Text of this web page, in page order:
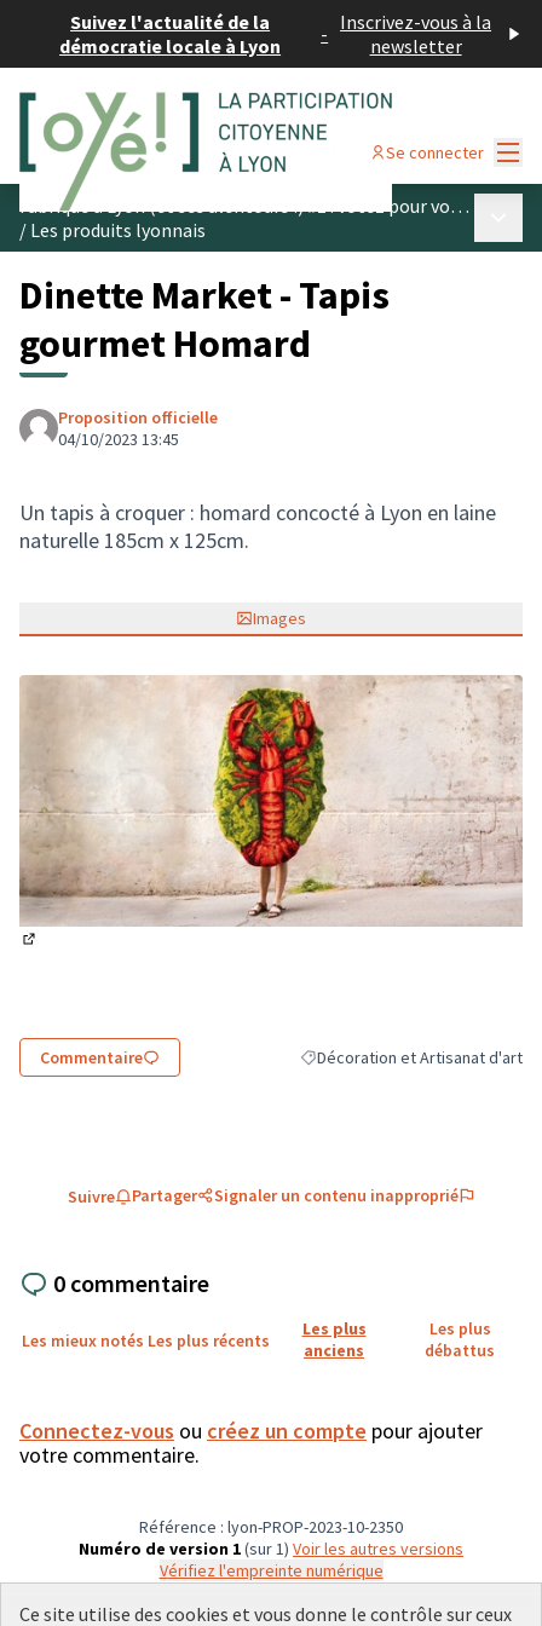
Suivez l'actualité de la
démocratie locale à Lyon
- Inscrivez-vous à la
newsletter
Se connecter
Fabriqué à Lyon (et ses alentours !) #1 : votez pour vos produits préférés
/ Les produits lyonnais
Dinette Market - Tapis
gourmet Homard
Proposition officielle
04/10/2023 13:45
Un tapis à croquer : homard concocté à Lyon en laine
naturelle 185cm x 125cm.
Images
Commentaire Filtrer les résultats de la
Décoration et Artisanat d'art
Suivre Partager Signaler un contenu inapproprié
0 commentaire
Les mieux notés Les plus récents
Les plus
anciens
Les plus
débattus
Connectez-vous ou créez un compte pour ajouter
votre commentaire.
Référence : lyon-PROP-2023-10-2350
Numéro de version 1(sur 1)
voir les autres versions
Vérifiez l'empreinte numérique
Ce site utilise des cookies et vous donne le contrôle sur ceux